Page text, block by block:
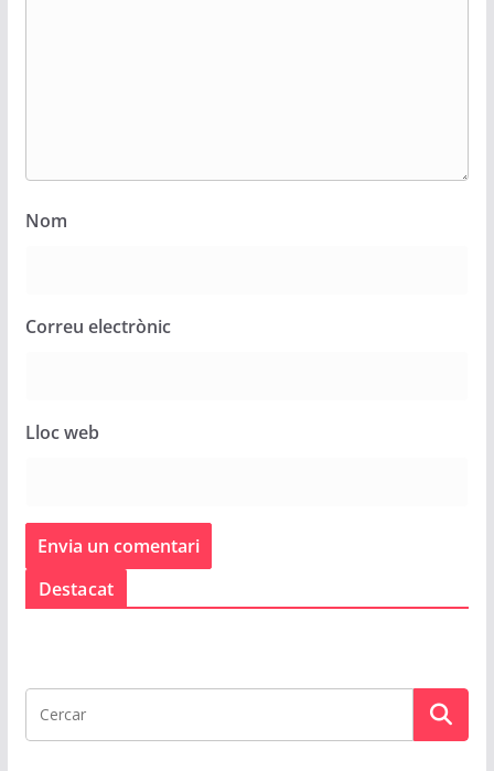
Nom
Correu electrònic
Lloc web
Destacat